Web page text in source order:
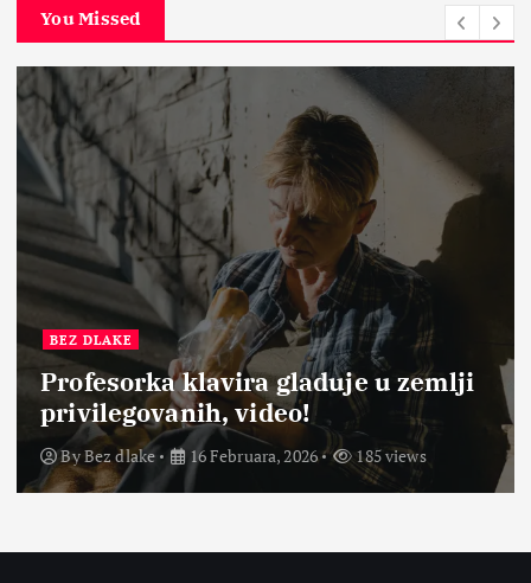
You Missed
BEZ DLAKE
Profesorka klavira gladuje u zemlji
privilegovanih, video!
ByBez dlake 16 Februara, 2026 185 views